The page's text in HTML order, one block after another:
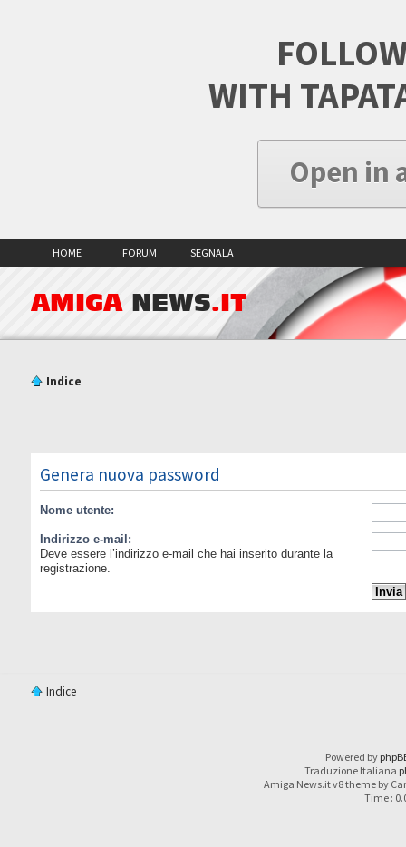
WITH
Open in
HOME FORUM SEGNALA
AMIGA NEWS.IT
Indice
Genera nuova password
Nome utente:
Indirizzo e-mail:
Deve essere l’indirizzo e-mail che hai inserito durante la
registrazione.
Indice
Powered by
Traduzione Italiana
Amiga News.it v8 theme by
Time :